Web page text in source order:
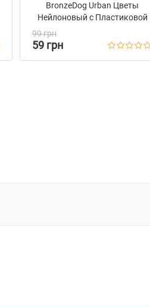
BronzeDog Urban Цветы
Нейлоновый c Пластиковой
Пряжкой Розовый
99 грн
59 грн